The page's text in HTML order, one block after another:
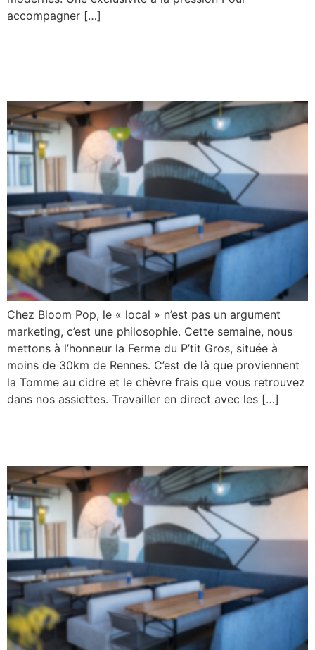
accompagner […]
Chez Bloom Pop, le « local » n’est pas un argument
marketing, c’est une philosophie. Cette semaine, nous
mettons à l’honneur la Ferme du P’tit Gros, située à
moins de 30km de Rennes. C’est de là que proviennent
la Tomme au cidre et le chèvre frais que vous retrouvez
dans nos assiettes. Travailler en direct avec les […]